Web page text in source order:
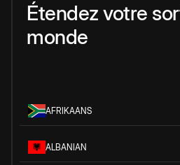
Étendez votre
monde
AFRIKAANS
ALBANIAN